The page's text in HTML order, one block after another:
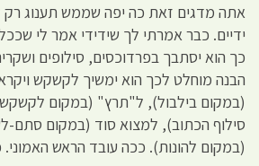
אתה מדגים זאת כה יפה שממש תענוג רק
ידיים. כבר אמרתי לך שידידי אמר לי
כך הוא יסתבך בפרדוכסים, סילופים
הבנה מוחלט לכך הוא ימשיך לקשקש
(במקום בילבול), ל"תרץ" (במקום
סילוף הכתוב), למצוא סוד (במקום
(במקום להונות). ככה עובד הראש